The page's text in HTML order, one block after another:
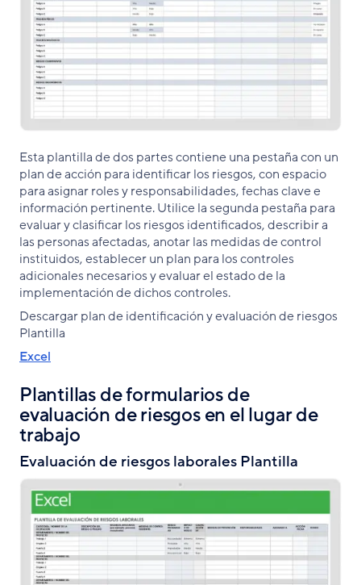
Esta plantilla de dos partes contiene una pestaña con un
plan de acción para identificar los riesgos, con espacio
para asignar roles y responsabilidades, fechas clave e
información pertinente. Utilice la segunda pestaña para
evaluar y clasificar los riesgos identificados, describir a
las personas afectadas, anotar las medidas de control
instituidos, establecer un plan para los controles
adicionales necesarios y evaluar el estado de la
implementación de dichos controles.
Descargar plan de identificación y evaluación de riesgos
Plantilla
Excel
Plantillas de formularios de
evaluación de riesgos en el lugar de
trabajo
Evaluación de riesgos laborales Plantilla